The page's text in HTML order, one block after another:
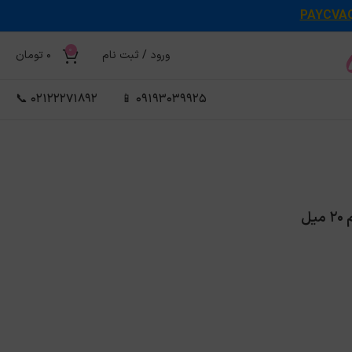
ورود / ثبت نام 0
0 تومان
09193039925 📱
02122271892 📞